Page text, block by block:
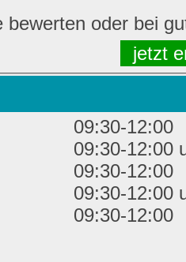
oder bei
jetzt
09:30-12:00
09:30-12:00
09:30-12:00
09:30-12:00
09:30-12:00